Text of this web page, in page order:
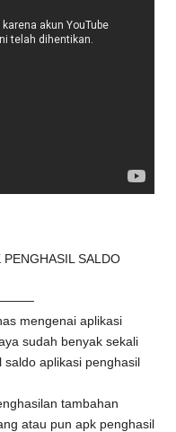
SALDO
mengenai aplikasi
sudah benyak sekali
aplikasi penghasil
tambahan
atau pun apk penghasil